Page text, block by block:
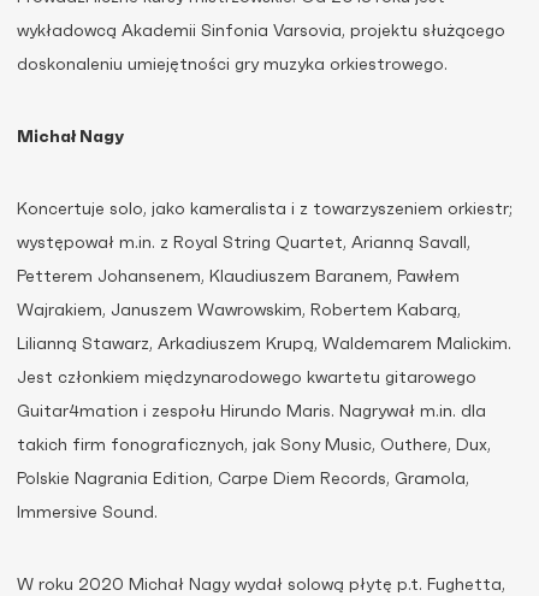
wykładowcą Akademii Sinfonia Varsovia, projektu służącego
doskonaleniu umiejętności gry muzyka orkiestrowego.
Michał Nagy
Koncertuje solo, jako kameralista i z towarzyszeniem orkiestr;
występował m.in. z Royal String Quartet, Arianną Savall,
Petterem Johansenem, Klaudiuszem Baranem, Pawłem
Wajrakiem, Januszem Wawrowskim, Robertem Kabarą,
Lilianną Stawarz, Arkadiuszem Krupą, Waldemarem Malickim.
Jest członkiem międzynarodowego kwartetu gitarowego
Guitar4mation i zespołu Hirundo Maris. Nagrywał m.in. dla
takich firm fonograficznych, jak Sony Music, Outhere, Dux,
Polskie Nagrania Edition, Carpe Diem Records, Gramola,
Immersive Sound.
W roku 2020 Michał Nagy wydał solową płytę p.t. Fughetta,